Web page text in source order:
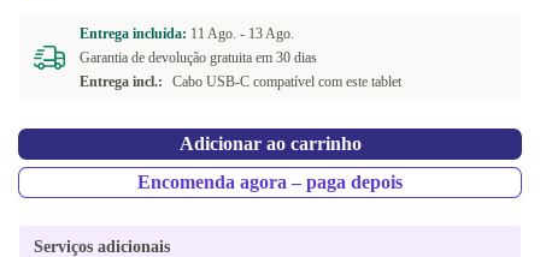
Entrega incluída: 11 Ago. - 13 Ago.
Garantia de devolução gratuita em 30 dias
Entrega incl.:
Cabo USB-C compatível com este tablet
Adicionar ao carrinho
Encomenda agora – paga depois
Serviços adicionais